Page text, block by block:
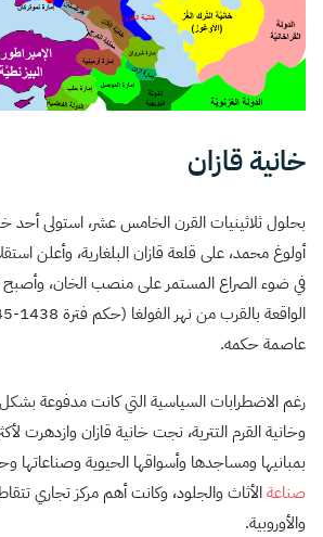
خانية قازان
بحلول ثلاثينيات القرن الخامس عشر، استولى أحد
أولوغ محمد، على قلعة قازان البلغارية، وأعلن
في ضوء الصراع المستمر على منصب الخان، وأصبح
عاصمة حكمه.
رغم الاضطرابات السياسية التي كانت مدفوعة
وخانية القرم التترية، نجت خانية قازان وازدهرت
بمبانيها ومساجدها وأسواقها الحيوية وصناعاتها
صناعةالأثاث والجلود، وكانت أهم مركز تجاري
والأوروبية.